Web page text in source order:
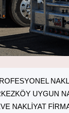
UYGUN
NAKLIYAT